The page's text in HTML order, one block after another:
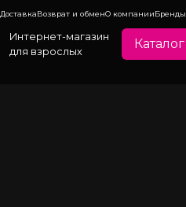
ДоставкаВозврат и обменО компанииБренды
Интернет-магазин
для взрослых
Каталог